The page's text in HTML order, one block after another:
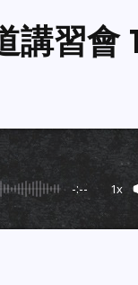
講習會
-:-- 1x